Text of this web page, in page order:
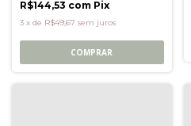
R$144,53 com Pix
3 x de R$49,67 sem juros
COMPRAR